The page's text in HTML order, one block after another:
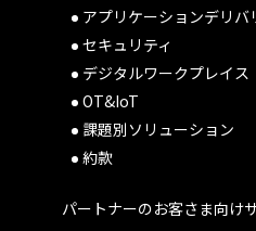
アプリケーションデリバ
セキュリティ
デジタルワークプレイス
OT&IoT
課題別ソリューション
約款
パートナーのお客さま向け